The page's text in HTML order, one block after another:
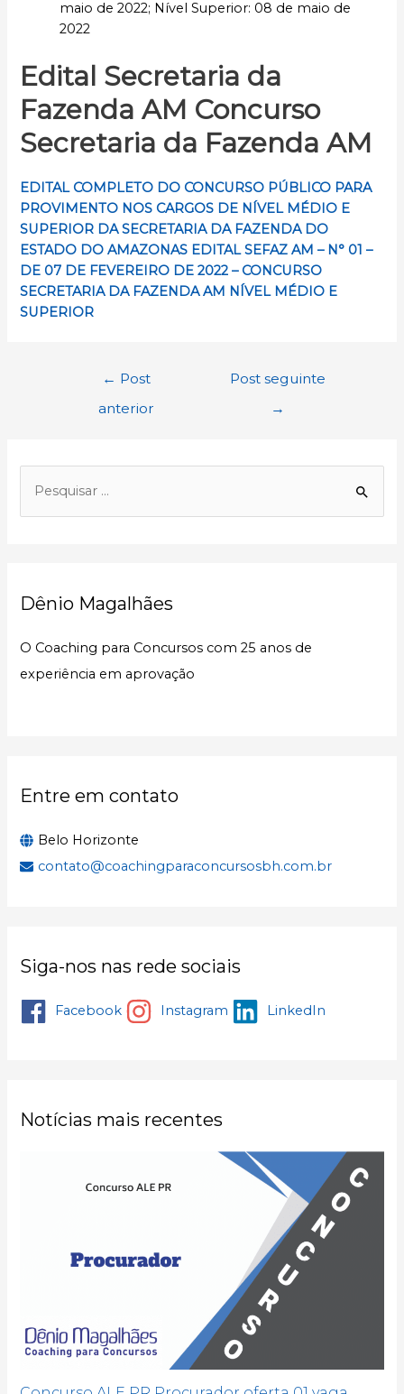
maio de 2022; Nível Superior: 08 de maio de
2022
Edital Secretaria da
Fazenda AM Concurso
Secretaria da Fazenda AM
EDITAL COMPLETO DO CONCURSO PÚBLICO PARA
PROVIMENTO NOS CARGOS DE NÍVEL MÉDIO E
SUPERIOR DA SECRETARIA DA FAZENDA DO
ESTADO DO AMAZONAS EDITAL SEFAZ AM – N° 01 –
DE 07 DE FEVEREIRO DE 2022 – CONCURSO
SECRETARIA DA FAZENDA AM NÍVEL MÉDIO E
SUPERIOR
Navegação
← Post
anterior
Post seguinte
→
i
:
Dênio Magalhães
O Coaching para Concursos com 25 anos de
experiência em aprovação
Entre em contato
Belo Horizonte
contato@coachingparaconcursosbh.com.br
Siga-nos nas rede sociais
Facebook Instagram LinkedIn
Notícias mais recentes